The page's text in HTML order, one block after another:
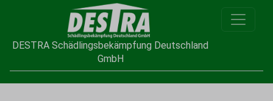
DESTRA Schädlingsbekämpfung Deutschland
GmbH